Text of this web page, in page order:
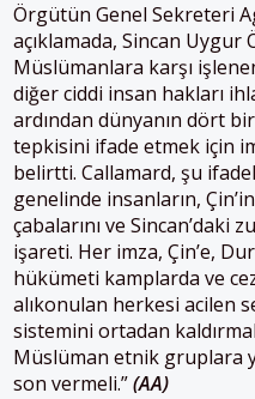
Örgütün Genel Sekreteri
açıklamada, Sincan Uygur
Müslümanlara karşı
diğer ciddi insan hakları
ardından dünyanın dört
tepkisini ifade etmek için
belirtti. Callamard, şu
genelinde insanların,
çabalarını ve Sincan’daki
işareti. Her imza, Çin’e,
hükümeti kamplarda ve
alıkonulan herkesi acilen
sistemini ortadan
Müslüman etnik gruplara
son vermeli.”(AA)